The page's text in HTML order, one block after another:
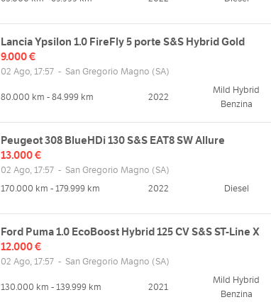
Lancia Ypsilon 1.0 FireFly 5 porte S&S Hybrid Gold
9.000 €
02 Ago, 17:57 - San Gregorio Magno (SA)
80.000 km - 84.999 km 2022
Mild Hybrid
Benzina
Peugeot 308 BlueHDi 130 S&S EAT8 SW Allure
13.000 €
02 Ago, 17:57 - San Gregorio Magno (SA)
170.000 km - 179.999 km
2022 Diesel
Ford Puma 1.0 EcoBoost Hybrid 125 CV S&S ST-Line X
12.000 €
02 Ago, 17:57 - San Gregorio Magno (SA)
130.000 km - 139.999 km 2021
Mild Hybrid
Benzina